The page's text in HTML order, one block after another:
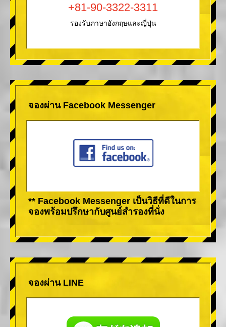
+81-90-3322-3311
รองรับภาษาอังกฤษและญี่ปุ่น
จองผ่าน Facebook Messenger
** Facebook Messenger เป็นวิธีที่ดีในการ
จองพร้อมปรึกษากับศูนย์สำรองที่นั่ง
จองผ่าน LINE